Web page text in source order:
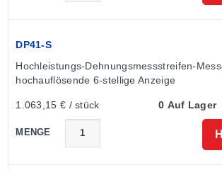
DP41-S
Hochleistungs-Dehnungsmessstreifen-
hochauflösende 6-stellige Anzeige
1.063,15 € / stück 0 Auf Lager
MENGE